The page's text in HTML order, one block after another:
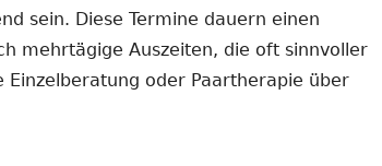
sein. Diese Termine dauern einen
mehrtägige Auszeiten, die oft sinnvoller
Einzelberatung oder Paartherapie über